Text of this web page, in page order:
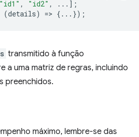
"id1" , "id2" ,
...];
(details) => {...});
transmitido à função
a uma matriz de regras, incluindo
preenchidos.
máximo, lembre-se das